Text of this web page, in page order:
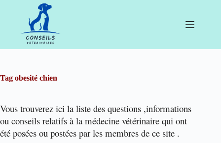
Tag obesité chien
Vous trouverez ici la liste des questions ,informations
ou conseils relatifs à la médecine vétérinaire qui ont
été posées ou postées par les membres de ce site .